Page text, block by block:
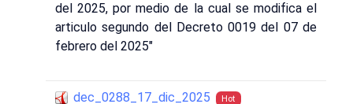
del 2025, por medio de la cual se modifica el
articulo segundo del Decreto 0019 del 07 de
febrero del 2025"
dec_0288_17_dic_2025 Hot